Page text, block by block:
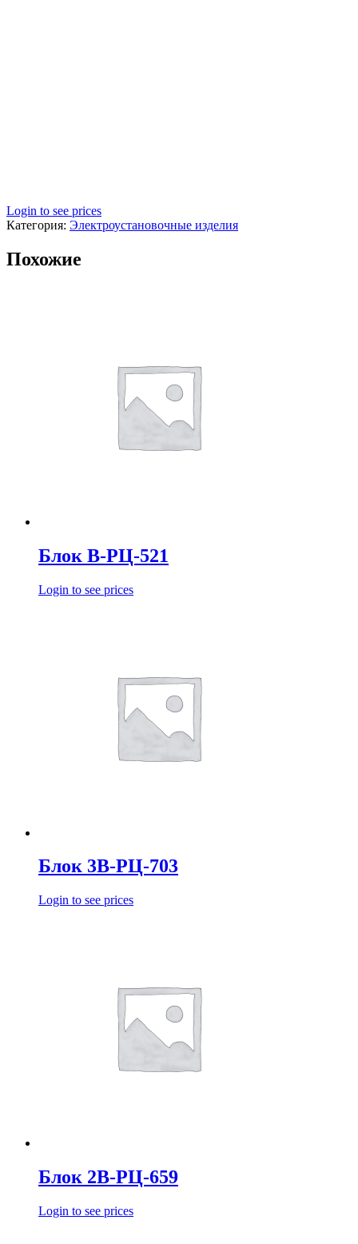
Login to see prices
Категория: Электроустановочные изделия
Похожие
Блок В-РЦ-521
Login to see prices
Блок 3В-РЦ-703
Login to see prices
Блок 2В-РЦ-659
Login to see prices